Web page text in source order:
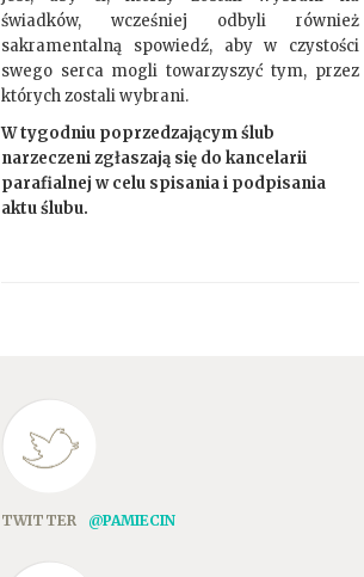
świadków, wcześniej odbyli również
sakramentalną spowiedź, aby w czystości
swego serca mogli towarzyszyć tym, przez
których zostali wybrani.
W tygodniu poprzedzającym ślub
narzeczeni zgłaszają się do kancelarii
parafialnej w celu spisania i podpisania
aktu ślubu.
TWITTER @PAMIECIN